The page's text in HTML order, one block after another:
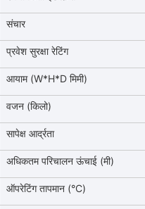
संचार
प्रवेश सुरक्षा रेटिंग
आयाम (W*H*D मिमी)
वजन (किलो)
सापेक्ष आर्द्रता
अधिकतम परिचालन ऊंचाई (मी)
ऑपरेटिंग तापमान (°C)